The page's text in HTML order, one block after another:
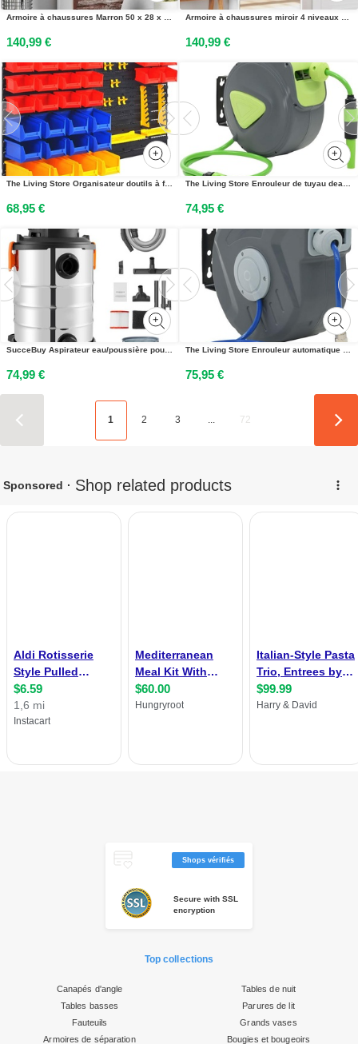
Armoire à chaussures Marron 50 x 28 x 98 cm Bois de Paulownia
140,99 €
Armoire à chaussures miroir 4 niveaux blanc brillant
140,99 €
The Living Store Organisateur doutils à fixation murale
68,95 €
The Living Store Enrouleur de tuyau deau Automatiquement rétractable Montage mural 10+1 m
74,95 €
SucceBuy Aspirateur eau/poussière pour ateliers, 30 l, 6 CV, acier inoxydable, forte puissance daspiration et de soufflerie, portable avec embouts, idéal pour les tapis et la saleté, argent + noir
74,99 €
The Living Store Enrouleur automatique de tuyau dair comprimé 1/4 12 m
75,95 €
1 2 3 ... 72
Shops vérifiés
Secure with SSL
encryption
Top collections
Canapés d'angle
Tables basses
Fauteuils
Armoires de séparation
Tables de nuit
Parures de lit
Grands vases
Bougies et bougeoirs